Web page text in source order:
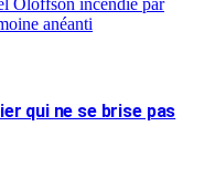
anéanti
qui ne se brise pas